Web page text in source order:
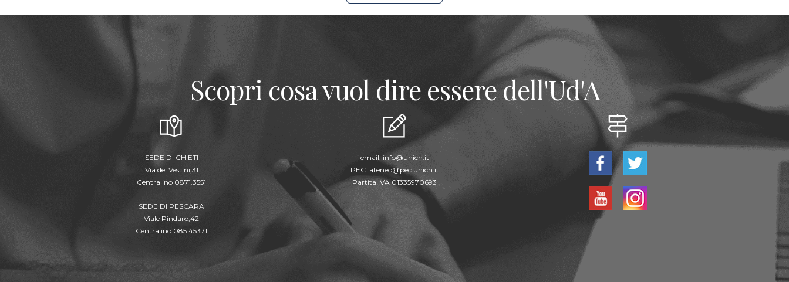
Scopri cosa vuol dire essere dell'Ud'A
SEDE DI CHIETI
Via dei Vestini,31
Centralino 0871.3551
SEDE DI PESCARA
Viale Pindaro,42
Centralino 085.45371
email:info@unich.it
PEC: ateneo@pec.unich.it
Partita IVA 01335970693